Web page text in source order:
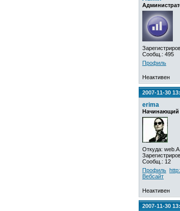
Сообщ.: 495
Профиль
Неактивен
2007-11-30
erima
Начинающий
Откуда:
Сообщ.: 12
Профиль
Вебсайт
Неактивен
2007-11-30